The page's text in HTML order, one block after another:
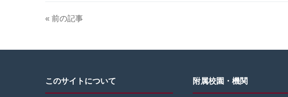
« 前の記事
このサイトについて 附属校園・機関